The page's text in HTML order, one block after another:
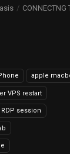
CONNECTNG
apple
VPS restart
RDP session